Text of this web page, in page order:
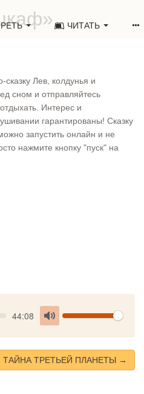
ЧИТАТЬ
сказку Лев, колдунья и
сном и отправляйтесь
Интерес и
гарантированы! Сказку
запустить онлайн и не
нажмите кнопку "пуск" на
Current
time
44:08
Toggle
Volume
ТАЙНА ТРЕТЬЕЙ ПЛАНЕТЫ →